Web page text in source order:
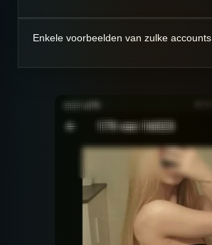
Enkele voorbeelden van zulke accounts